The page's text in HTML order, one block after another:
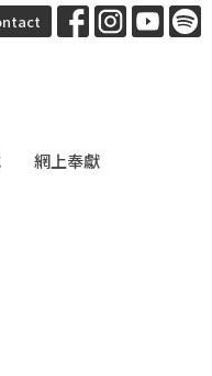
網上奉獻